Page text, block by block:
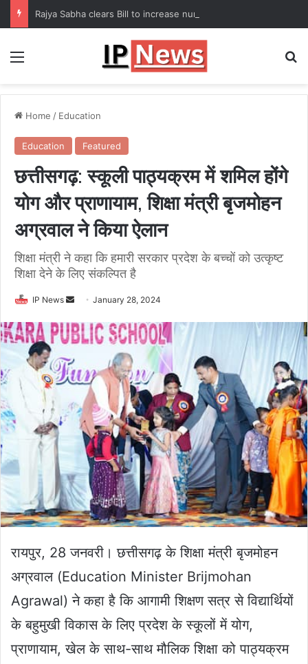
Menu
Home / Education
Education Featured
छत्तीसगढ़: स्कूली पाठ्यक्रम में शमिल होंगे
योग और प्राणायाम, शिक्षा मंत्री बृजमोहन
अग्रवाल ने किया ऐलान
शिक्षा मंत्री ने कहा कि हमारी सरकार प्रदेश के बच्चों को उत्कृष्ट
शिक्षा देने के लिए संकल्पित है
IP News
Send
email
January 28, 2024
रायपुर, 28 जनवरी। छत्तीसगढ़ के शिक्षा मंत्री बृजमोहन
अग्रवाल (Education Minister Brijmohan
Agrawal) ने कहा है कि आगामी शिक्षण सत्र से विद्यार्थियों
के बहुमुखी विकास के लिए प्रदेश के स्कूलों में योग,
प्राणायाम, खेल के साथ-साथ मौलिक शिक्षा को पाठ्यक्रम